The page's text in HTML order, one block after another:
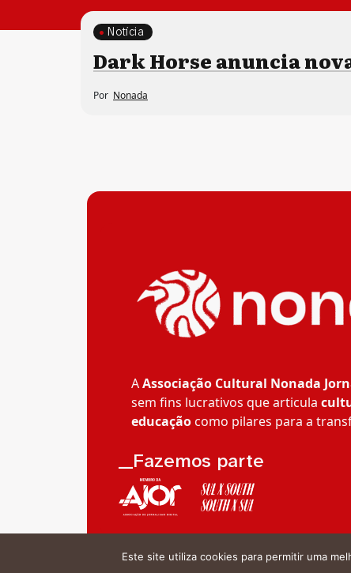
Notícia
Dark Horse anuncia
Por Nonada
AAssociação Cultural Nonada
sem fins lucrativos que articula
educaçãocomo pilares para a
__Fazemos parte
Este site utiliza cookies para permitir uma